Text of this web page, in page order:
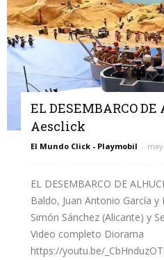
EL DESEMBARCO
Aesclick
El Mundo Click - Playmobil -
EL DESEMBARCO DE
Baldo, Juan Antonio García y
Simón Sánchez (Alicante) y
Video completo Diorama
https://youtu.be/